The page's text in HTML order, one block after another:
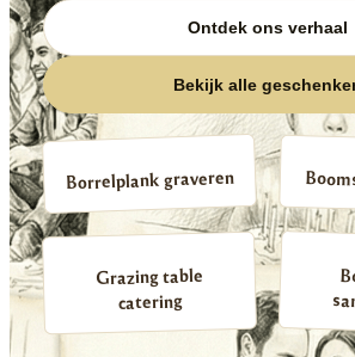
Ontdek ons verhaal
Bekijk alle
Borrelplank graveren
Grazing table
catering